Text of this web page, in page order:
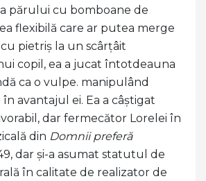
părului cu bomboane de
flexibilă care ar putea merge
pietriș la un scârțâit
copil, ea a jucat întotdeauna
ca o vulpe. manipulând
avantajul ei. Ea a câștigat
dar fermecător Lorelei în
din Domnii preferă
dar și-a asumat statutul de
în calitate de realizator de